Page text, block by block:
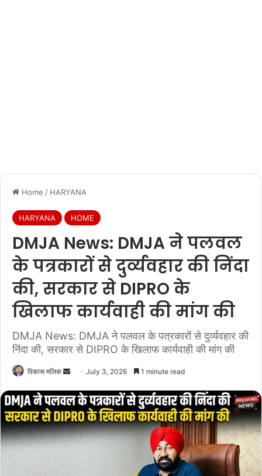
Home / HARYANA
HARYANA HOME
DMJA News: DMJA ने पलवल
के पत्रकारों से दुर्व्यवहार की निंदा
की, सरकार से DIPRO के
खिलाफ कार्यवाही की मांग की
DMJA News: DMJA ने पलवल के पत्रकारों से दुर्व्यवहार की
निंदा की, सरकार से DIPRO के खिलाफ कार्यवाही की मांग की
विकास मलिक
n
d
a
n
July 3, 2026 1 minute read